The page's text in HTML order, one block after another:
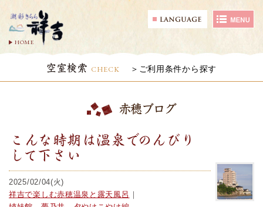
HOME
空室検索 CHECK ご利用条件から探す
赤穂ブログ
こんな時期は温泉でのんびり
して下さい
2025/02/04(火)
祥吉で楽しむ赤穂温泉と露天風呂 ｜